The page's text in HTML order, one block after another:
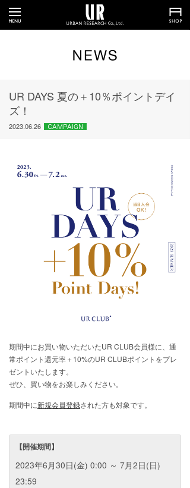
UR DAYS 夏の＋10％ポイントデイ
ズ！
2023.06.26
期間中にお買い物いただいたUR CLUB会員様に、通
常ポイント還元率＋10%のUR CLUBポイントをプレ
ゼントいたします。
ぜひ、買い物をお楽しみください。
期間中に新規会員登録された方も対象です。
【開催期間】
2023年6月30日(金) 0:00 ～ 7月2日(日)
23:59